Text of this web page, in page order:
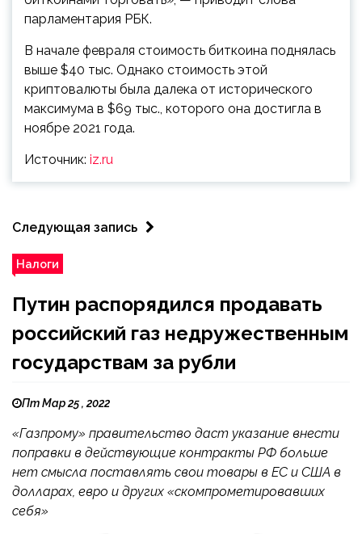
парламентария РБК.
В начале февраля стоимость биткоина поднялась
выше $40 тыс. Однако стоимость этой
криптовалюты была далека от исторического
максимума в $69 тыс., которого она достигла в
ноябре 2021 года.
Источник: iz.ru
Следующая запись
Налоги
Путин распорядился продавать
российский газ недружественным
государствам за рубли
Пт Мар 25 , 2022
«Газпрому» правительство даст указание внести
поправки в действующие контракты РФ больше
нет смысла поставлять свои товары в ЕС и США в
долларах, евро и других «скомпрометировавших
себя»